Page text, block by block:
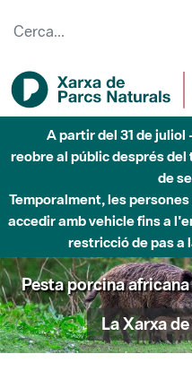
A partir del 31 de
reobre al públic després
de
Temporalment, les
accedir amb vehicle fins a
restricció de pas a
Pesta porcina africana
La Xarxa